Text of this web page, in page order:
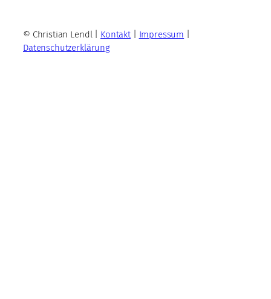
© Christian Lendl | Kontakt| Impressum
Datenschutzerklärung